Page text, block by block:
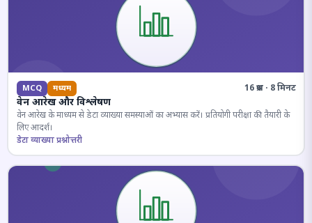
MCQ मध्यम 16 प्रश्न · 8 मिनट
वेन आरेख और विश्लेषण
वेन आरेख के माध्यम से डेटा व्याख्या समस्याओं का अभ्यास करें। प्रतियोगी परीक्षा की तैयारी के
लिए आदर्श।
डेटा व्याख्या प्रश्नोत्तरी